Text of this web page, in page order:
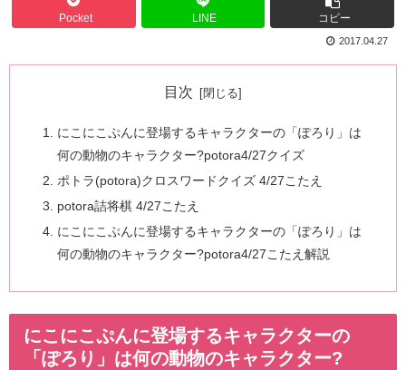
Pocket LINE コピー
2017.04.27
目次
にこにこぷんに登場するキャラクターの「ぽろり」は
何の動物のキャラクター?potora4/27クイズ
ポトラ(potora)クロスワードクイズ 4/27こたえ
potora詰将棋 4/27こたえ
にこにこぷんに登場するキャラクターの「ぽろり」は
何の動物のキャラクター?potora4/27こたえ解説
にこにこぷんに登場するキャラクターの
「ぽろり」は何の動物のキャラクター?